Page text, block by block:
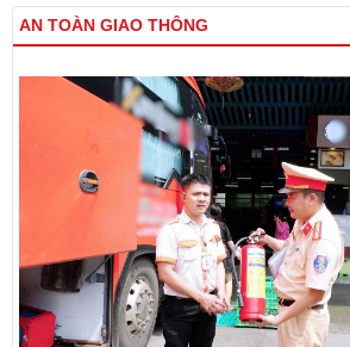
AN TOÀN GIAO THÔNG